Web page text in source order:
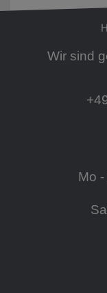
Wir sind
Mo